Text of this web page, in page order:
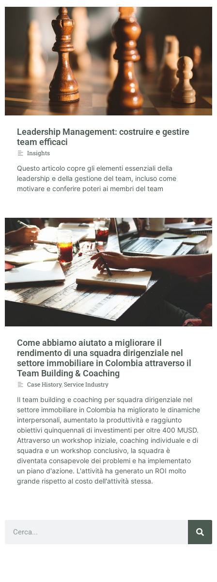
Leadership Management: costruire e gestire
team efficaci
Insights
Questo articolo copre gli elementi essenziali della
leadership e della gestione del team, incluso come
motivare e conferire poteri ai membri del team
Come abbiamo aiutato a migliorare il
rendimento di una squadra dirigenziale nel
settore immobiliare in Colombia attraverso il
Team Building & Coaching
Case History,Service Industry
Il team building e coaching per squadra dirigenziale nel
settore immobiliare in Colombia ha migliorato le dinamiche
interpersonali, aumentato la produttività e raggiunto
obiettivi quinquennali di investimenti per oltre 400 MUSD.
Attraverso un workshop iniziale, coaching individuale e di
squadra e un workshop conclusivo, la squadra è
diventata consapevole dei problemi e ha implementato
un piano d'azione. L'attività ha generato un ROI molto
grande rispetto al costo dell'attività stessa.